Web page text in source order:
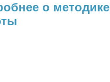
о методике